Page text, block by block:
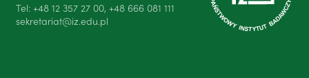
Tel: +48 12 357 27 00, +48 666 081 111
sekretariat@iz.edu.pl